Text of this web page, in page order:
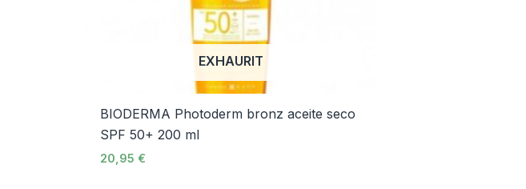
EXHAURIT
BIODERMA Photoderm bronz aceite seco
SPF 50+ 200 ml
20,95 €